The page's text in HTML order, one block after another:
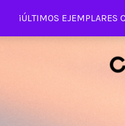
¡ÚLTIMOS EJEMPLARES